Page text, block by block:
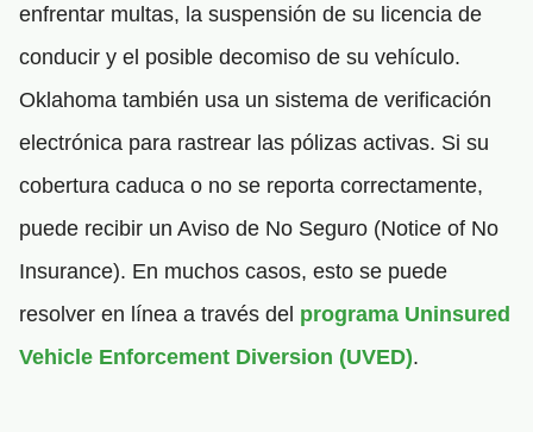
enfrentar multas, la suspensión de su licencia de
conducir y el posible decomiso de su vehículo.
Oklahoma también usa un sistema de verificación
electrónica para rastrear las pólizas activas. Si su
cobertura caduca o no se reporta correctamente,
puede recibir un Aviso de No Seguro (Notice of No
Insurance). En muchos casos, esto se puede
resolver en línea a través del programa Uninsured
Vehicle Enforcement Diversion (UVED).